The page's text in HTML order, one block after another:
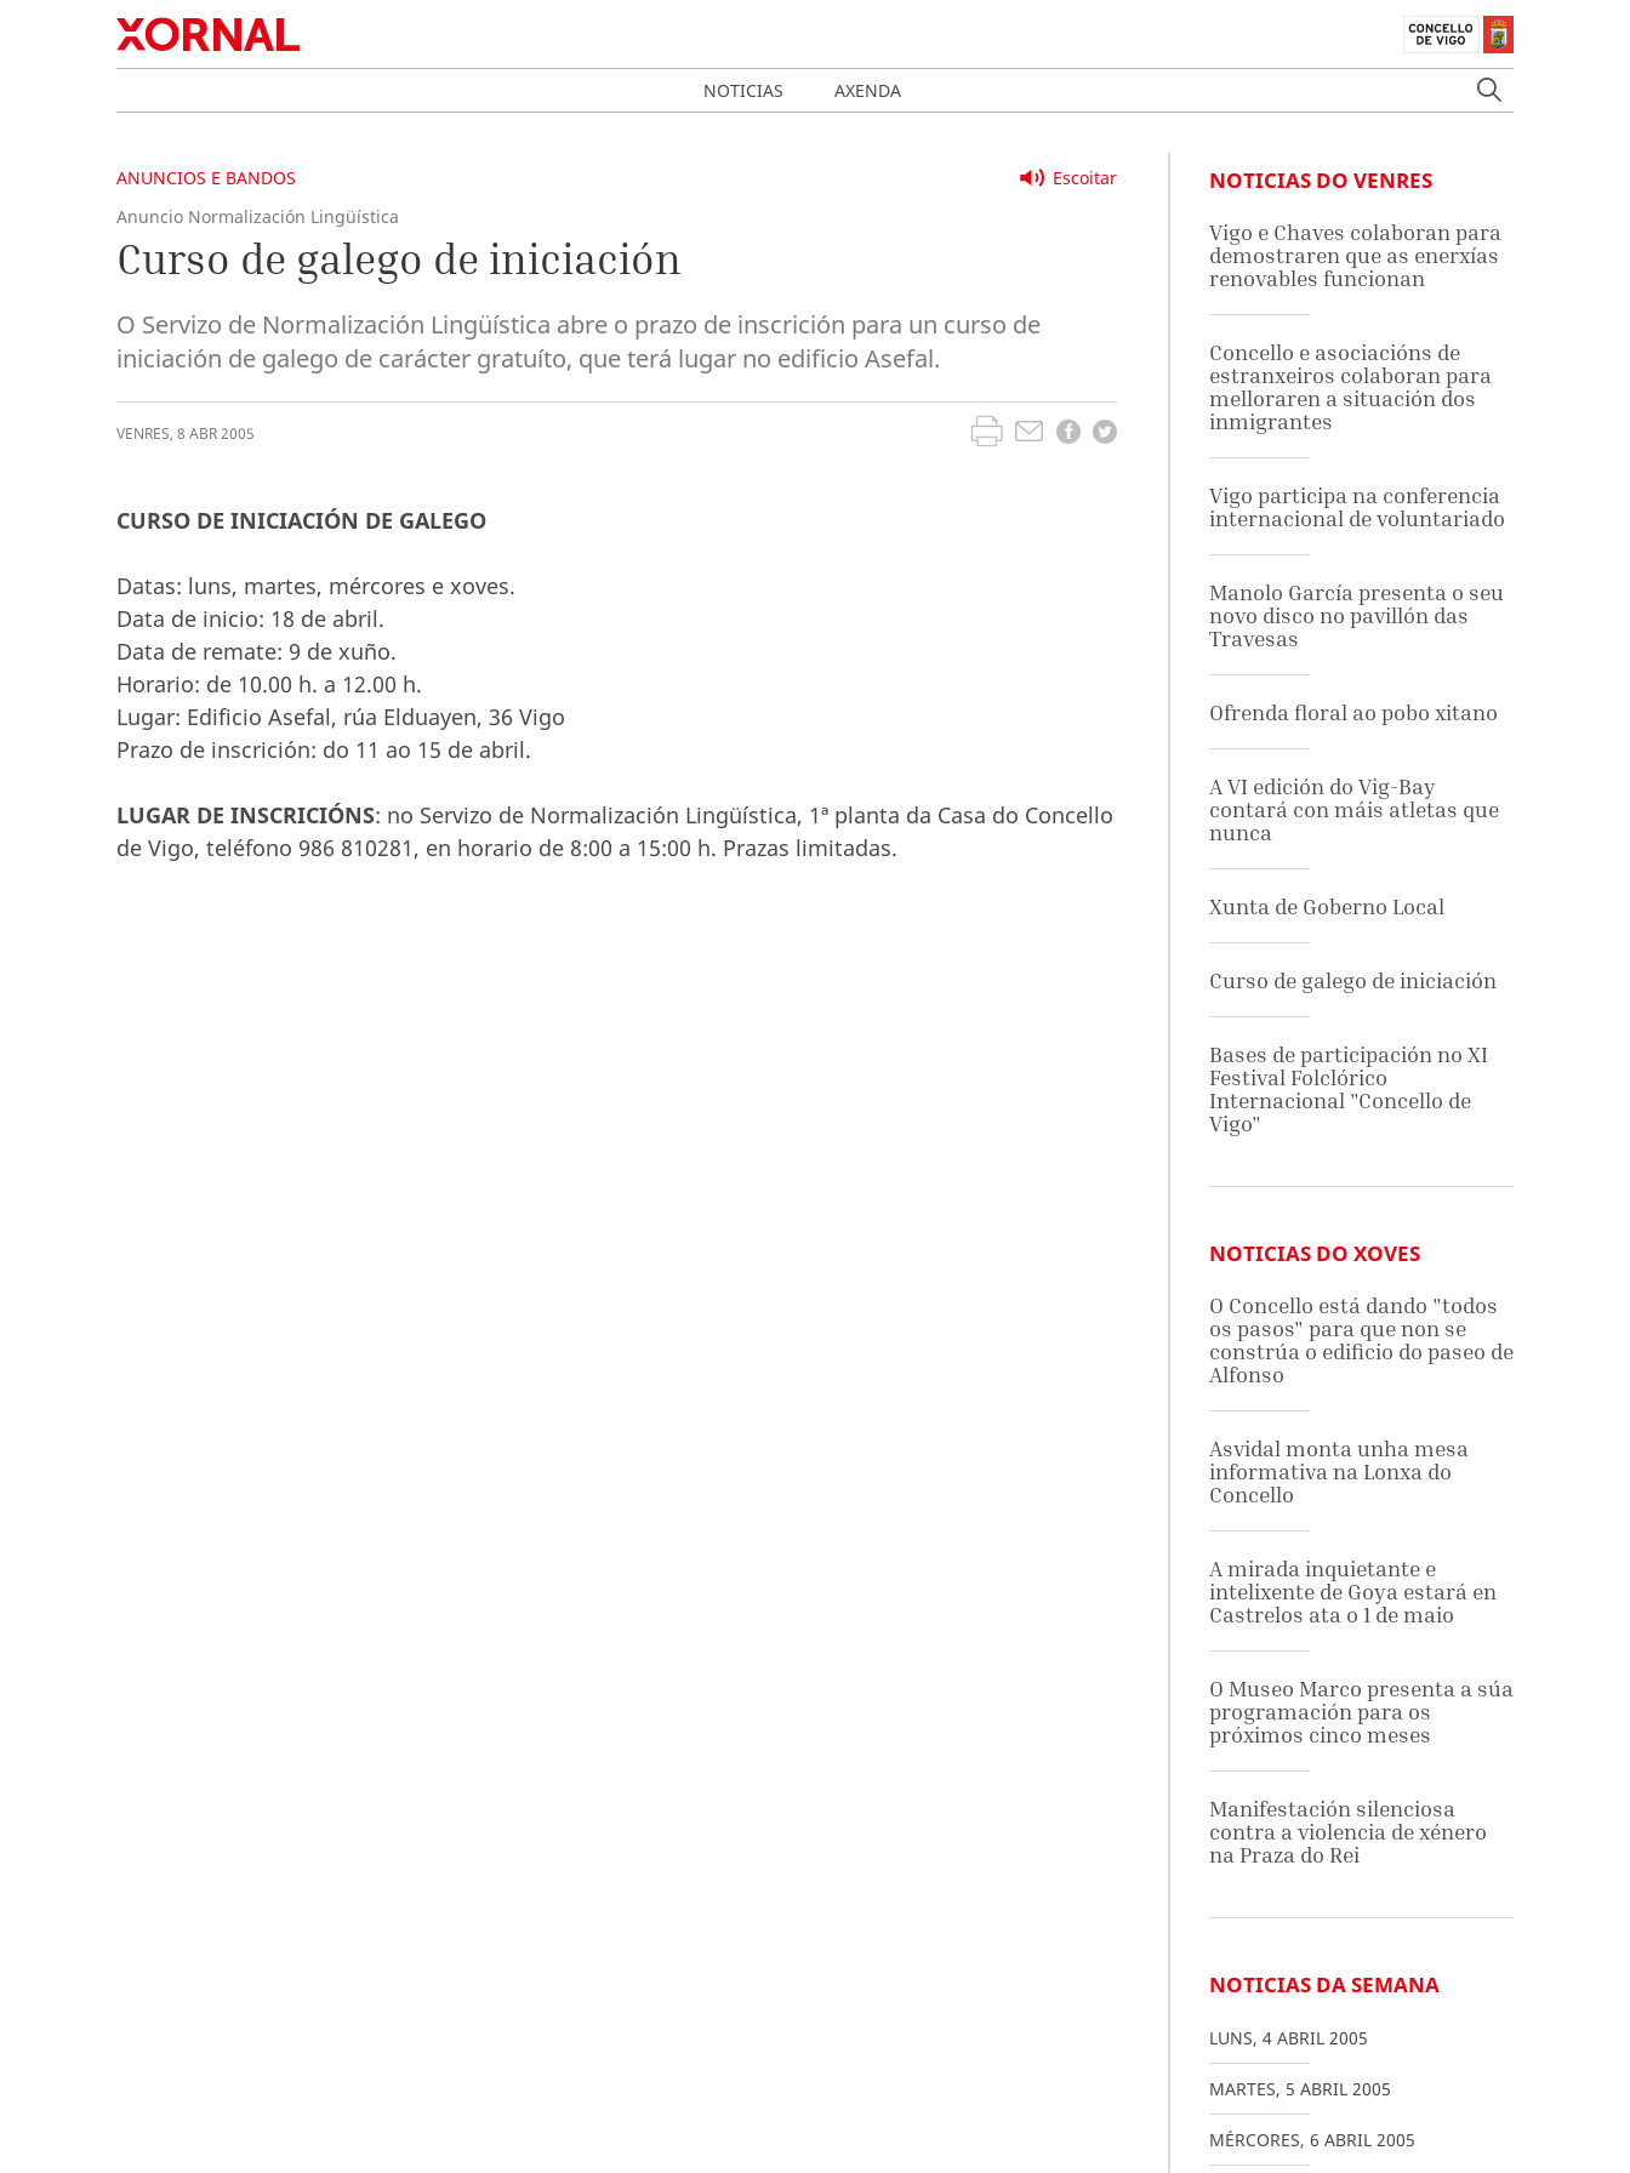
NOTICIAS AXENDA
Escoitar
ANUNCIOS E BANDOS
Anuncio Normalización Lingüística
Curso de galego de iniciación
O Servizo de Normalización Lingüística abre o prazo de inscrición para un curso de
iniciación de galego de carácter gratuíto, que terá lugar no edificio Asefal.
VENRES, 8 ABR2005
CURSO DE INICIACIÓN DE GALEGO
Datas: luns, martes, mércores e xoves.
Data de inicio: 18 de abril.
Data de remate: 9 de xuño.
Horario: de 10.00 h. a 12.00 h.
Lugar: Edificio Asefal, rúa Elduayen, 36 Vigo
Prazo de inscrición: do 11 ao 15 de abril.
LUGAR DE INSCRICIÓNS: no Servizo de Normalización Lingüística, 1ª planta da Casa do Concello
de Vigo, teléfono 986 810281, en horario de 8:00 a 15:00 h. Prazas limitadas.
NOTICIAS DO VENRES
Vigo e Chaves colaboran para
demostraren que as enerxías
renovables funcionan
Concello e asociacións de
estranxeiros colaboran para
melloraren a situación dos
inmigrantes
Vigo participa na conferencia
internacional de voluntariado
Manolo García presenta o seu
novo disco no pavillón das
Travesas
Ofrenda floral ao pobo xitano
A VI edición do Vig-Bay
contará con máis atletas que
nunca
Xunta de Goberno Local
Curso de galego de iniciación
Bases de participación no XI
Festival Folclórico
Internacional "Concello de
Vigo"
NOTICIAS DO XOVES
O Concello está dando "todos
os pasos" para que non se
constrúa o edificio do paseo de
Alfonso
Asvidal monta unha mesa
informativa na Lonxa do
Concello
A mirada inquietante e
intelixente de Goya estará en
Castrelos ata o 1 de maio
O Museo Marco presenta a súa
programación para os
próximos cinco meses
Manifestación silenciosa
contra a violencia de xénero
na Praza do Rei
NOTICIAS DA SEMANA
LUNS, 4 ABRIL 2005
MARTES, 5 ABRIL 2005
MÉRCORES, 6 ABRIL 2005